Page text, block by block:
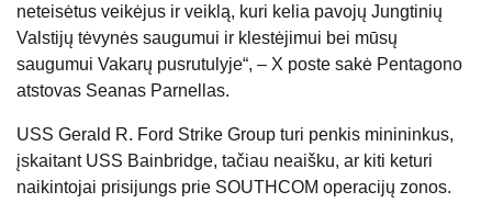
neteisėtus veikėjus ir veiklą, kuri kelia pavojų Jungtinių
Valstijų tėvynės saugumui ir klestėjimui bei mūsų
saugumui Vakarų pusrutulyje“, – X poste sakė Pentagono
atstovas Seanas Parnellas.
USS Gerald R. Ford Strike Group turi penkis minininkus,
įskaitant USS Bainbridge, tačiau neaišku, ar kiti keturi
naikintojai prisijungs prie SOUTHCOM operacijų zonos.